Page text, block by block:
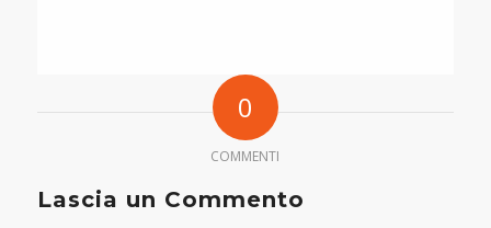
0
COMMENTI
Lascia un Commento